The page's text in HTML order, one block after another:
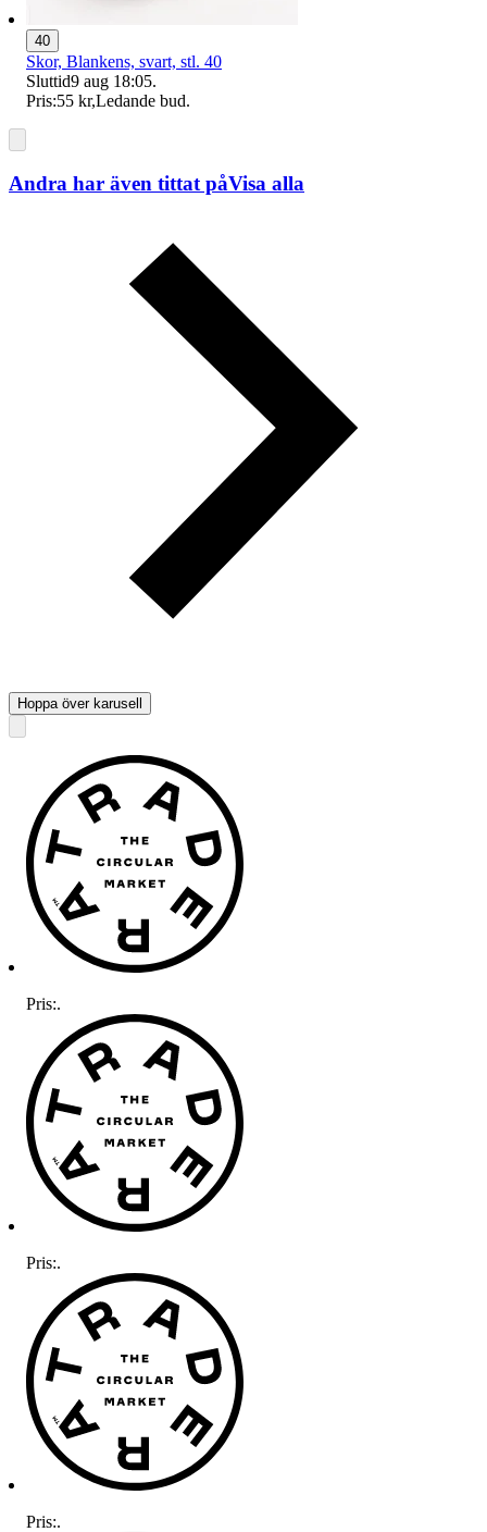
40
Skor, Blankens, svart, stl. 40
Sluttid9 aug 18:05.
Pris:55 kr,Ledande bud.
Andra har även tittat påVisa alla
Hoppa över karusell
Pris:.
Pris:.
Pris:.